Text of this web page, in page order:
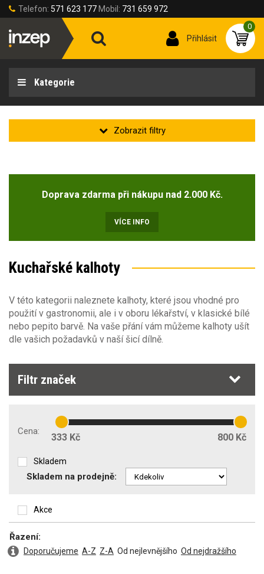
Telefon: 571 623 177 Mobil: 731 659 972
Přihlásit
0
Kategorie
Velikost oděvů
36(1)
38-2XS(1)
42-XS(15)
44(5)
50-M
Výška postavy
Výška postavy
164(4)
170(8)
194
Barva
Barva
Sezóna
Pohlaví
dámské(17)
pánské
Oděvy Obecné vlastnosti
Typ oděvu
Příprava na strojní vyšívání
Doprava zdarma při nákupu nad 2.000 Kč.
VÍCE INFO
Kuchařské kalhoty
V této kategorii naleznete kalhoty, které jsou vhodné pro
použití v gastronomii, ale i v oboru lékařství, v klasické bílé
nebo pepito barvě. Na vaše přání vám můžeme kalhoty ušít
dle vašich požadavků v naší šicí dílně.
Filtr značek
Cena:
333 Kč 800 Kč
Skladem
Skladem na prodejně:
Řazení:
Doporučujeme A-Z Z-A Od nejlevnějšího Od nejdražšího
Akce